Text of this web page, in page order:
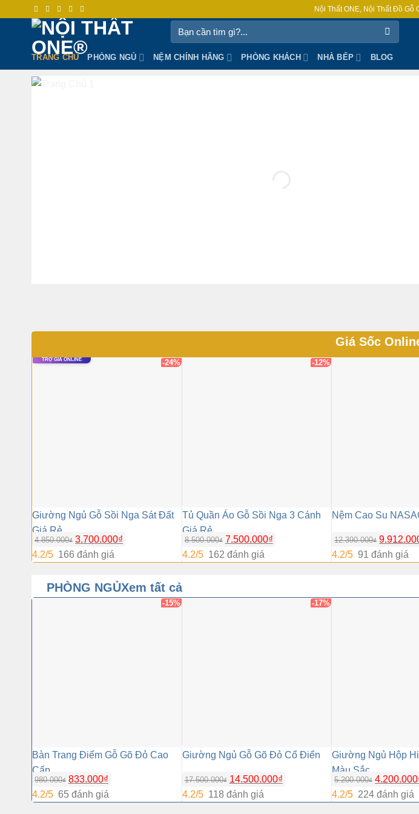
Nội Thất ONE, Nội Thất Đồ Gỗ
kiếm:
TRANG CHỦ PHÒNG NGỦ NỆM CHÍNH HÃNG PHÒNG KHÁCH NHÀ BẾP BLOG
Giá Sốc
-24%
TRỢ GIÁ ONLINE
Giường Ngủ Gỗ Sồi Nga Sát Đất
Giá Rẻ
4.850.000₫ 3.700.000₫
4.2/5 166 đánh giá
-12%
Tủ Quần Áo Gỗ Sồi Nga 3 Cánh
Giá Rẻ
8.500.000₫ Giá
gốc
7.500.000₫Giá
7.500.000₫.
4.2/5 162 đánh giá
Nệm Cao Su
12.390.000₫
4.2/5 91 đánh giá
PHÒNG NGỦXem tất cả
-15%
Bàn Trang Điểm Gỗ Gõ Đỏ Cao
Cấp
980.000₫ 833.000₫
4.2/5 65 đánh giá
-17%
Giường Ngủ Gỗ Gõ Đỏ Cổ Điển
17.500.000₫ 14.500.000₫
4.2/5 118 đánh giá
Giường Ngủ Hộp
Màu Sắc
5.200.000₫ 4.200.000
4.2/5 224 đánh giá